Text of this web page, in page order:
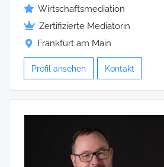
Wirtschaftsmediation
Zertifizierte Mediatorin
Frankfurt am Main
Profil ansehen Kontakt